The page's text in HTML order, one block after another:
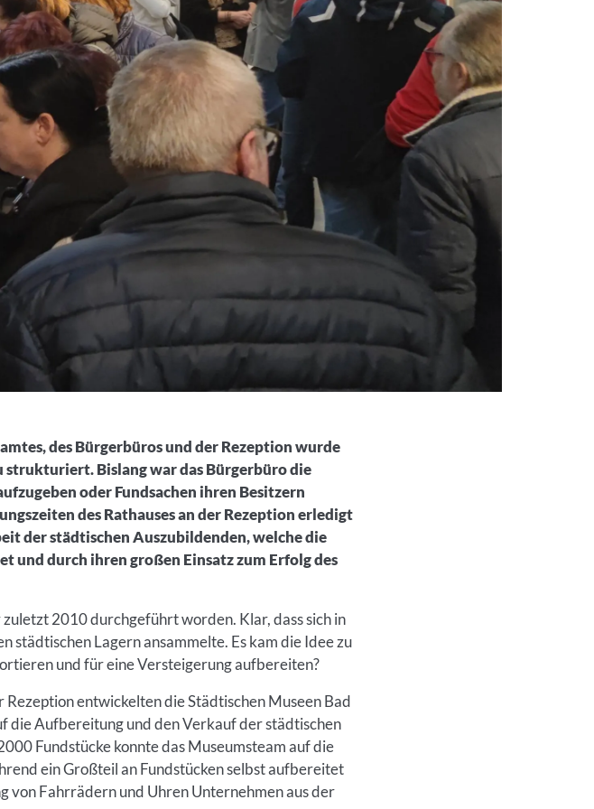
des Bürgerbüros und der Rezeption wurde
strukturiert. Bislang war das Bürgerbüro die
oder Fundsachen ihren Besitzern
des Rathauses an der Rezeption erledigt
der städtischen Auszubildenden, welche die
und durch ihren großen Einsatz zum Erfolg des
2010 durchgeführt worden. Klar, dass sich in
städtischen Lagern ansammelte. Es kam die Idee zu
und für eine Versteigerung aufbereiten?
entwickelten die Städtischen Museen Bad
die Aufbereitung und den Verkauf der städtischen
Fundstücke konnte das Museumsteam auf die
ein Großteil an Fundstücken selbst aufbereitet
von Fahrrädern und Uhren Unternehmen aus der